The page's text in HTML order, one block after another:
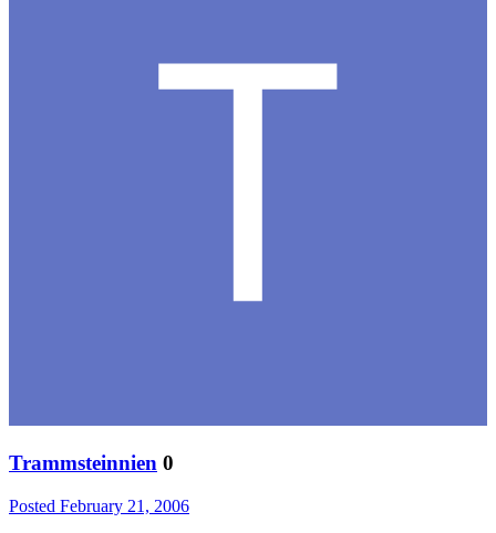
Trammsteinnien 0
Posted February 21, 2006